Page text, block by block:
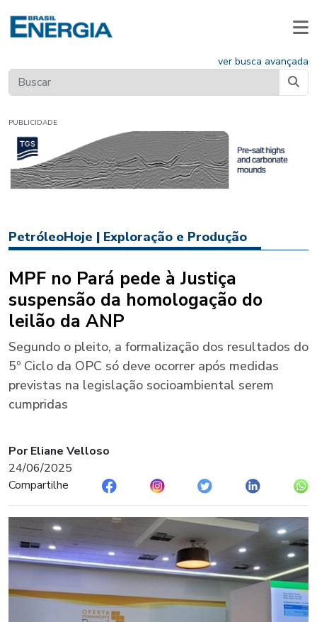
ver busca avançada
PUBLICIDADE
PetróleoHoje | Exploração e Produção
MPF no Pará pede à Justiça
suspensão da homologação do
leilão da ANP
Segundo o pleito, a formalização dos resultados do
5º Ciclo da OPC só deve ocorrer após medidas
previstas na legislação socioambiental serem
cumpridas
Por Eliane Velloso
24/06/2025
Compartilhe